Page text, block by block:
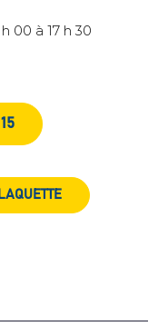
00 à 17 h 30